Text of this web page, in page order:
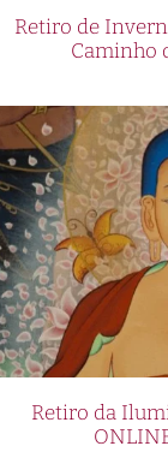
Retiro de
Caminho
Retiro da